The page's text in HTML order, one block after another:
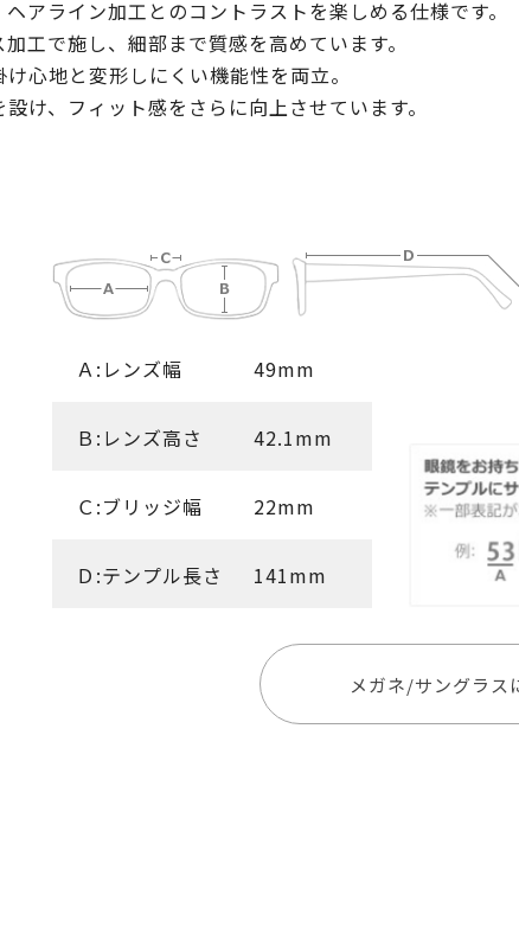
アライン加工とのコントラストを楽しめる仕様です。
工で施し、細部まで質感を高めています。
心地と変形しにくい機能性を両立。
け、フィット感をさらに向上させています。
Ａ:レンズ幅 49mm
Ｂ:レンズ高さ 42.1mm
Ｃ:ブリッジ幅 22mm
Ｄ:テンプル長さ 141mm
メガネ/サングラス